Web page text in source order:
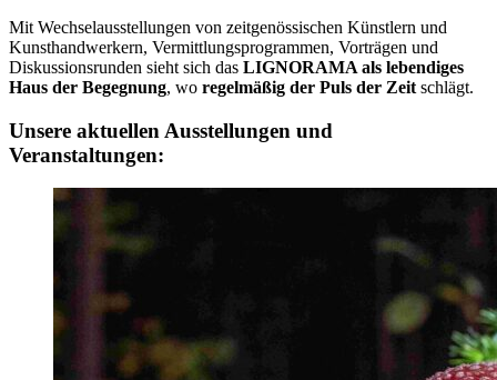
Mit Wechselausstellungen von zeitgenössischen Künstlern und
Kunsthandwerkern, Vermittlungsprogrammen, Vorträgen und
Diskussionsrunden sieht sich das LIGNORAMA als lebendiges
Haus der Begegnung, wo regelmäßig der Puls der Zeit schlägt.
Unsere aktuellen Ausstellungen und
Veranstaltungen: